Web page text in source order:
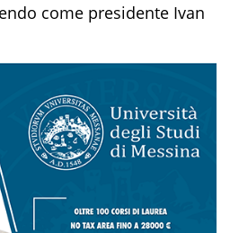
come presidente Ivan